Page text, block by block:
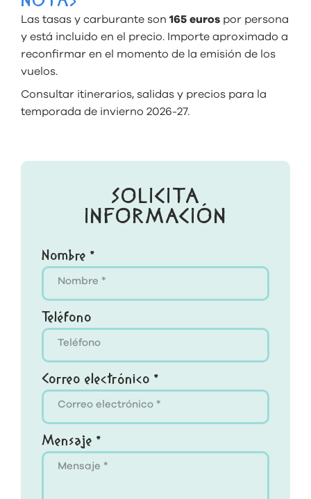
Las tasas y carburante son 165 euros por persona
y está incluido en el precio. Importe aproximado a
reconfirmar en el momento de la emisión de los
vuelos.
Consultar itinerarios, salidas y precios para la
temporada de invierno 2026-27.
SOLICITA
INFORMACIÓN
Nombre *
Teléfono
Correo electrónico *
Mensaje *